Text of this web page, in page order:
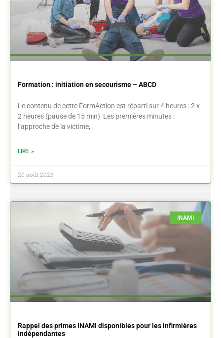
Formation : initiation en secourisme – ABCD
Le contenu de cette FormAction est réparti sur 4 heures : 2 x
2 heures (pause de 15 min) Les premières minutes :
l’approche de la victime,
LIRE »
20 août 2025
INAMI
Rappel des primes INAMI disponibles pour les infirmières
indépendantes